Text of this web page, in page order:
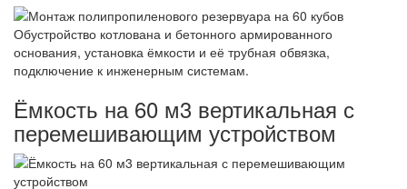
Обустройство котлована и бетонного армированного
основания, установка ёмкости и её трубная обвязка,
подключение к инженерным системам.
Ёмкость на 60 м3 вертикальная с
перемешивающим устройством